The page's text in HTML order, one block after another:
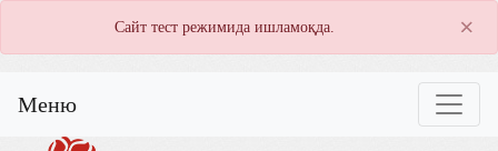
Сайт тест режимида ишламоқда. ×
Меню